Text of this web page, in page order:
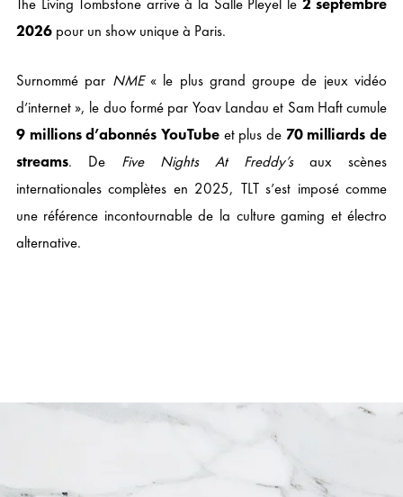
The Living Tombstone arrive à la Salle Pleyel le 2 septembre
2026pour un show unique à Paris.
Surnommé par NME« le plus grand groupe de jeux vidéo
d’internet », le duo formé par Yoav Landau et Sam Haft cumule
9 millions d’abonnés YouTubeet plus de 70 milliards de
streams. De Five Nights At Freddy’saux scènes
internationales complètes en 2025, TLT s’est imposé comme
une référence incontournable de la culture gaming et électro
alternative.